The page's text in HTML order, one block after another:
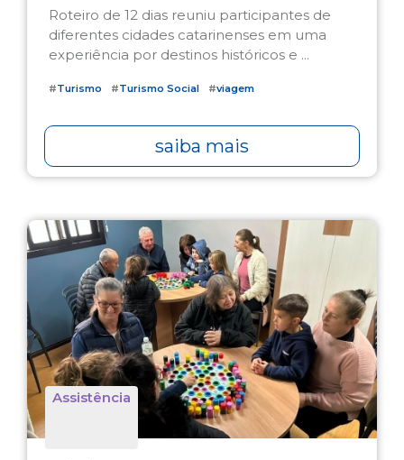
Roteiro de 12 dias reuniu participantes de
diferentes cidades catarinenses em uma
experiência por destinos históricos e ...
#Turismo #Turismo Social #viagem
saiba mais
Assistência